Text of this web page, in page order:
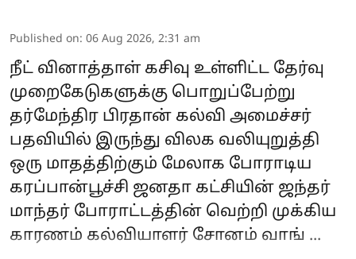
Published on: 06 Aug 2026, 2:31 am
நீட் வினாத்தாள் கசிவு உள்ளிட்ட தேர்வு
முறைகேடுகளுக்கு பொறுப்பேற்று
தர்மேந்திர பிரதான் கல்வி அமைச்சர்
பதவியில் இருந்து விலக வலியுறுத்தி
ஒரு மாதத்திற்கும் மேலாக போராடிய
கரப்பான்பூச்சி ஜனதா கட்சியின் ஜந்தர்
மாந்தர் போராட்டத்தின் வெற்றி முக்கிய
காரணம் கல்வியாளர் சோனம் வாங் ...